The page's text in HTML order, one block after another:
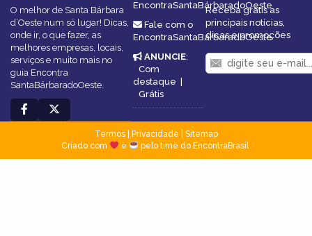
O melhor de Santa Bárbara
d’Oeste num só lugar! Dicas,
onde ir, o que fazer, as
melhores empresas, locais,
serviços e muito mais no
guia Encontra
SantaBárbaradoOeste.
EncontraSantaBárbaradoOeste
Fale com o
EncontraSantaBárbaradoOeste
ANUNCIE:
Com
destaque |
Grátis
Receba grátis as
principais notícias,
dicas e promoções
Termos| Privacidade
Sitemap
Criado com
e pelo time do EncontraBrasil